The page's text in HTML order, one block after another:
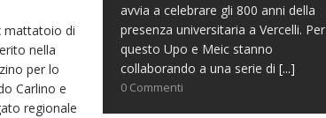
mattatoio di
nella
per lo
Carlino e
regionale
avvia a celebrare gli 800 anni della
presenza universitaria a Vercelli. Per
questo Upo e Meic stanno
collaborando a una serie di [...]
0 Commenti